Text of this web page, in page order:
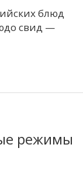
блюд
свид —
режимы